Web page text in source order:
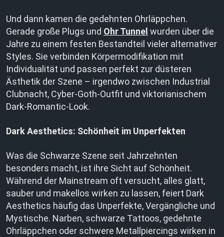
Und dann kamen die gedehnten Ohrläppchen.
Gerade große Plugs und Ohr Tunnel wurden über die
Jahre zu einem festen Bestandteil vieler alternativer
Styles. Sie verbinden Körpermodifikation mit
Individualität und passen perfekt zur düsteren
Ästhetik der Szene – irgendwo zwischen Industrial
Clubnacht, Cyber-Goth-Outfit und viktorianischem
Dark-Romantic-Look.
Dark Aesthetics: Schönheit im Unperfekten
Was die Schwarze Szene seit Jahrzehnten
besonders macht, ist ihre Sicht auf Schönheit.
Während der Mainstream oft versucht, alles glatt,
sauber und makellos wirken zu lassen, feiert Dark
Aesthetics häufig das Unperfekte, Vergängliche und
Mystische. Narben, schwarze Tattoos, gedehnte
Ohrläppchen oder schwere Metallpiercings wirken in